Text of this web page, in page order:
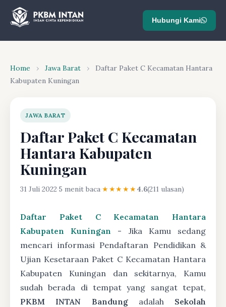
Hubungi Kami
Home › Jawa Barat ›
Daftar Paket C Kecamatan Hantara
Kabupaten Kuningan
JAWA BARAT
Daftar Paket C Kecamatan
Hantara Kabupaten
Kuningan
31 Juli 2022·5 menit baca·★★★★★4.6(211 ulasan)
Daftar Paket C Kecamatan Hantara
Kabupaten Kuningan - Jika Kamu sedang
mencari informasi Pendaftaran Pendidikan &
Ujian Kesetaraan Paket C Kecamatan Hantara
Kabupaten Kuningan dan sekitarnya, Kamu
sudah berada di tempat yang sangat tepat,
PKBM INTAN Bandungadalah Sekolah